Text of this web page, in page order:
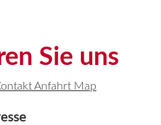
Sie uns